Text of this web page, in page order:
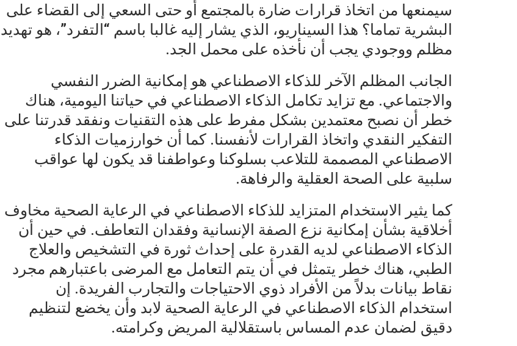
سيمنعها من اتخاذ قرارات ضارة بالمجتمع أو حتى السعي إلى القضاء على
البشرية تماما؟ هذا السيناريو، الذي يشار إليه غالبا باسم “التفرد”، هو تهديد
مظلم ووجودي يجب أن نأخذه على محمل الجد.
الجانب المظلم الآخر للذكاء الاصطناعي هو إمكانية الضرر النفسي
والاجتماعي. مع تزايد تكامل الذكاء الاصطناعي في حياتنا اليومية، هناك
خطر أن نصبح معتمدين بشكل مفرط على هذه التقنيات ونفقد قدرتنا على
التفكير النقدي واتخاذ القرارات لأنفسنا. كما أن خوارزميات الذكاء
الاصطناعي المصممة للتلاعب بسلوكنا وعواطفنا قد يكون لها عواقب
سلبية على الصحة العقلية والرفاهة.
كما يثير الاستخدام المتزايد للذكاء الاصطناعي في الرعاية الصحية مخاوف
أخلاقية بشأن إمكانية نزع الصفة الإنسانية وفقدان التعاطف. في حين أن
الذكاء الاصطناعي لديه القدرة على إحداث ثورة في التشخيص والعلاج
الطبي، هناك خطر يتمثل في أن يتم التعامل مع المرضى باعتبارهم مجرد
نقاط بيانات بدلاً من الأفراد ذوي الاحتياجات والتجارب الفريدة. إن
استخدام الذكاء الاصطناعي في الرعاية الصحية لابد وأن يخضع لتنظيم
دقيق لضمان عدم المساس باستقلالية المريض وكرامته.